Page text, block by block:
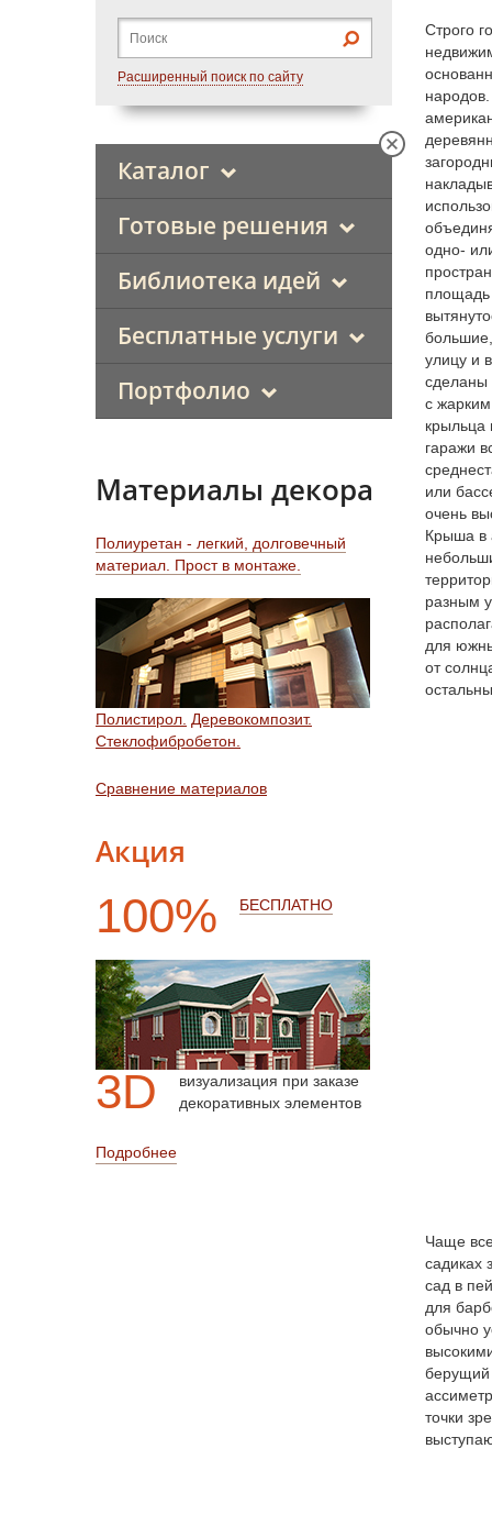
Расширенный поиск по сайту
Каталог
Готовые решения
Библиотека идей
Бесплатные услуги
Портфолио
Материалы декора
Полиуретан - легкий, долговечный
материал. Прост в монтаже.
Полистирол. Деревокомпозит.
Стеклофибробетон.
Сравнение материалов
Акция
100% БЕСПЛАТНО
3D
визуализация при заказе
декоративных элементов
Подробнее
Строго
одно-
площадь
улицу и
сделаны
с
крыльца
гаражи
или
очень
Крыша в
разным
для
от
Чаще
садиках
сад в
для
обычно
берущий
точки